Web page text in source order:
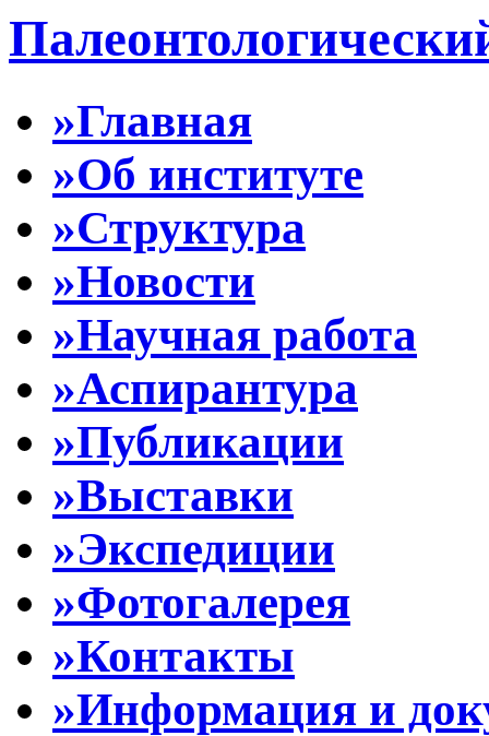
»Главная
»Об институте
»Структура
»Новости
»Научная работа
»Аспирантура
»Публикации
»Выставки
»Экспедиции
»Фотогалерея
»Контакты
»Информация и